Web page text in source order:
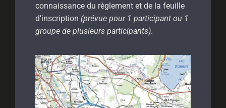
connaissance du règlement et de la feuille
d’inscription (prévue pour 1 participant ou 1
groupe de plusieurs participants).